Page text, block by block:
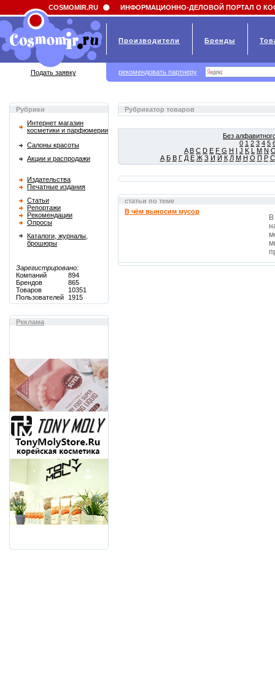
Field 'news_title' doesn't have a default value
Рубрики
Интернет магазин
косметики и парфюмерии
Салоны красоты
Акции и распродажи
Издательства
Печатные издания
Статьи
Репортажи
Рекомендации
Опросы
Каталоги, журналы,
брошюры
Зарегистрировано:
Компаний
894
Брендов
865
Товаров
10351
Пользователей
1915
Реклама
Рубрикатор товаров
Без
0 1 2 3 4 5
A B C D E F G H I J K L M N
А Б В Г Д Е Ж З И Й К Л М Н О П Р С
статьи по теме
В чём выносим мусор
COSMOMIR.RU ИНФОРМАЦИОННО-ДЕЛОВОЙ ПОРТАЛ О
Производители Бренды
Подать заявку рекомендовать партнеру